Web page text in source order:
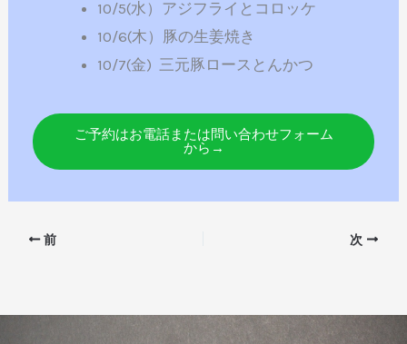
10/5(水）アジフライとコロッケ
10/6(木）豚の生姜焼き
10/7(金) 三元豚ロースとんかつ
ご予約はお電話または問い合わせフォーム
から→
前 次